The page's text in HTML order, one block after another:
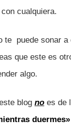
cualquiera.
te puede sonar
que este es
algo.
blog no es de